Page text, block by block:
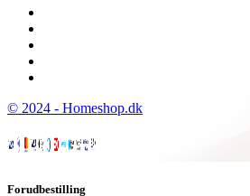
© 2024 - Homeshop.dk
Forudbestilling